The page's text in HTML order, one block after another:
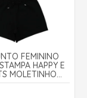
FEMININO
HAPPY E
MOLETINHO
- KYLY